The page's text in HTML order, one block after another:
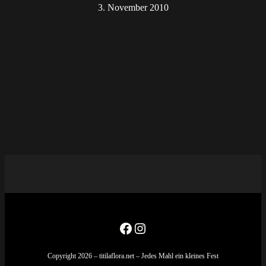
3. November 2010
Facebook
Instagram
Copyright 2026 – titilaflora.net – Jedes Mahl ein kleines Fest